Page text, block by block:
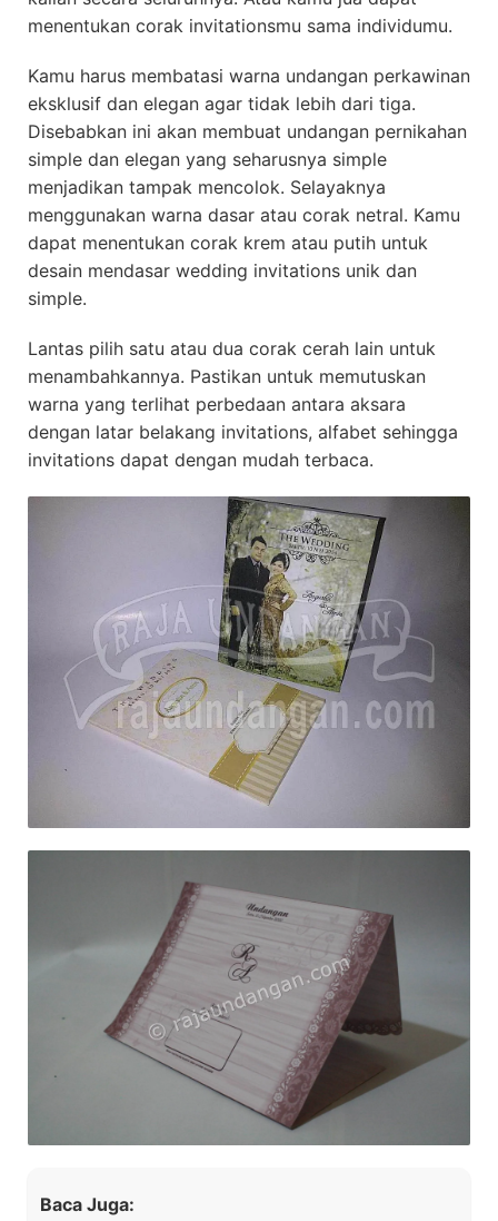
menentukan corak invitationsmu sama individumu.
Kamu harus membatasi warna undangan perkawinan
eksklusif dan elegan agar tidak lebih dari tiga.
Disebabkan ini akan membuat undangan pernikahan
simple dan elegan yang seharusnya simple
menjadikan tampak mencolok. Selayaknya
menggunakan warna dasar atau corak netral. Kamu
dapat menentukan corak krem atau putih untuk
desain mendasar wedding invitations unik dan
simple.
Lantas pilih satu atau dua corak cerah lain untuk
menambahkannya. Pastikan untuk memutuskan
warna yang terlihat perbedaan antara aksara
dengan latar belakang invitations, alfabet sehingga
invitations dapat dengan mudah terbaca.
Baca Juga: